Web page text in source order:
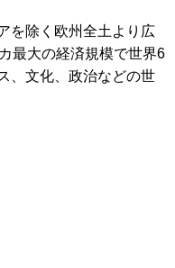
を除く欧州全土より広
最大の経済規模で世界6
、文化、政治などの世